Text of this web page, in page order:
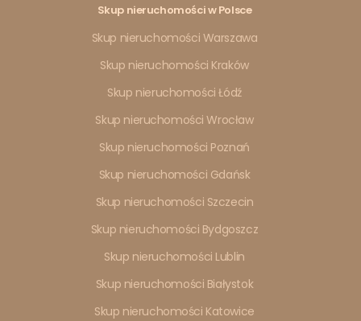
Skup nieruchomości w Polsce
Skup nieruchomości Warszawa
Skup nieruchomości Kraków
Skup nieruchomości Łódź
Skup nieruchomości Wrocław
Skup nieruchomości Poznań
Skup nieruchomości Gdańsk
Skup nieruchomości Szczecin
Skup nieruchomości Bydgoszcz
Skup nieruchomości Lublin
Skup nieruchomości Białystok
Skup nieruchomości Katowice